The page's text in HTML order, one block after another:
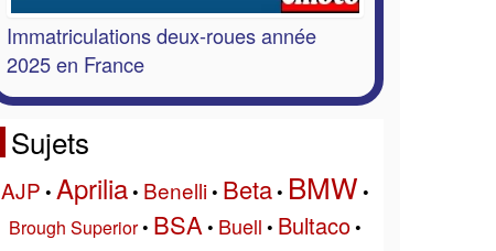
Immatriculations deux-roues année
2025 en France
Sujets
AJP • Aprilia• Benelli• Beta• BMW •
Brough Superior• BSA • Buell • Bultaco•